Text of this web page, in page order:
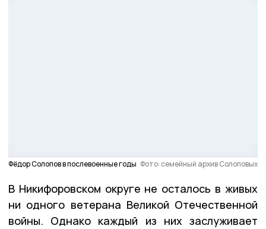
Фёдор Солопов в послевоенные годы Фото: семейный архив Солоповых
В Никифоровском округе не осталось в живых
ни одного ветерана Великой Отечественной
войны. Однако каждый из них заслуживает